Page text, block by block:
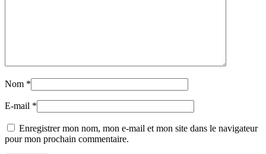
Nom *
E-mail *
Enregistrer mon nom, mon e-mail et mon site dans le navigateur
pour mon prochain commentaire.